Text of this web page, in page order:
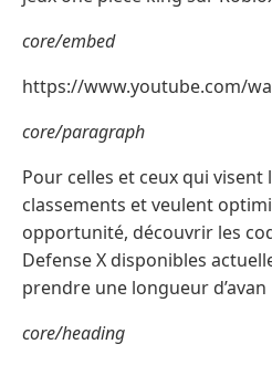
core/embed
https://www.youtube.com/
core/paragraph
Pour celles et ceux qui visent
classements et veulent
opportunité, découvrir les
Defense X disponibles
prendre une longueur d’avan
core/heading